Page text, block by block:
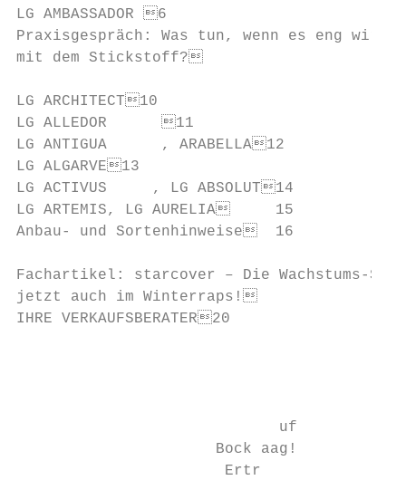
LG AMBASSADOR 6
Praxisgespräch: Was tun, wenn es
mit dem Stickstoff?
LG ARCHITECT10
LG ALLEDOR      11
LG ANTIGUA      , ARABELLA12
LG ALGARVE13
LG ACTIVUS     , LG ABSOLUT14
LG ARTEMIS, LG AURELIA     15
Anbau- und Sortenhinweise  16
Fachartikel: starcover – Die Wachstums-
jetzt auch im Winterraps!
IHRE VERKAUFSBERATER20
                             uf
Bock aag!
Ertr